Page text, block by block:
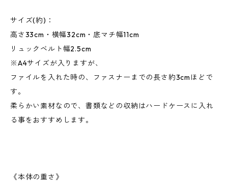
サイズ(約)：
高さ33cm・横幅32cm・底マチ幅11cm
リュックベルト幅2.5cm
※A4サイズが入りますが、
ファイルを入れた時の、ファスナーまでの長さ約3cmほどで
す。
柔らかい素材なので、書類などの収納はハードケースに入れ
る事をおすすめします。
《本体の重さ》